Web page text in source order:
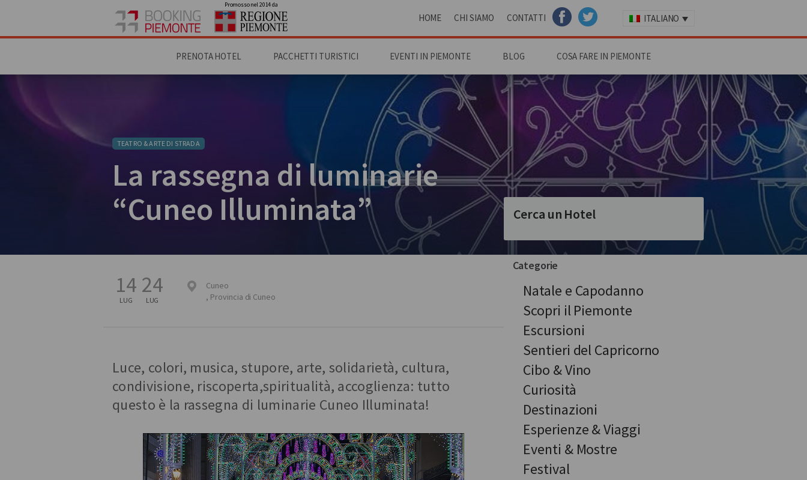
Promosso nel 2014 da
HOME CHI SIAMO CONTATTI
FACEBOOKTWITTER
ITALIANO
PRENOTA HOTEL PACCHETTI TURISTICI EVENTI IN PIEMONTE BLOG COSA FARE IN PIEMONTE
TEATRO & ARTE DI STRADA
La rassegna di luminarie
“Cuneo Illuminata”
14
LUG
24
LUG
Cuneo
, Provincia di Cuneo
Luce, colori, musica, stupore, arte, solidarietà, cultura,
condivisione, riscoperta,spiritualità, accoglienza: tutto
questo è la rassegna di luminarie Cuneo Illuminata!
Cerca un Hotel
Categorie
Natale e Capodanno
Scopri il Piemonte
Escursioni
Sentieri del Capricorno
Cibo & Vino
Curiosità
Destinazioni
Esperienze & Viaggi
Eventi & Mostre
Festival